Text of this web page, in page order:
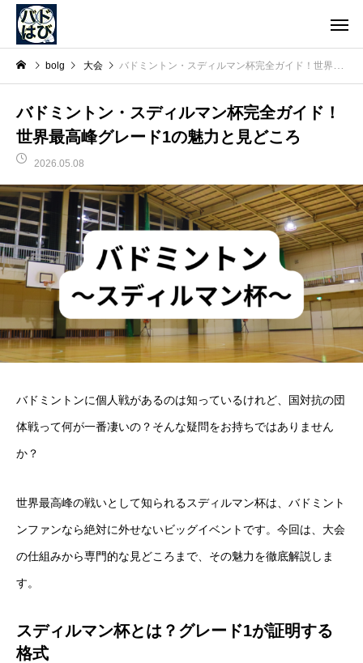
bolg 大会 バドミントン・スディルマン杯完全ガイド！世界最高峰グレード1の魅力と見どころ
バドミントン・スディルマン杯完全ガイド！
世界最高峰グレード1の魅力と見どころ
2026.05.08
バドミントンに個人戦があるのは知っているけれど、国対抗の団
体戦って何が一番凄いの？そんな疑問をお持ちではありません
か？
世界最高峰の戦いとして知られるスディルマン杯は、バドミント
ンファンなら絶対に外せないビッグイベントです。今回は、大会
の仕組みから専門的な見どころまで、その魅力を徹底解説しま
す。
スディルマン杯とは？グレード1が証明する
格式